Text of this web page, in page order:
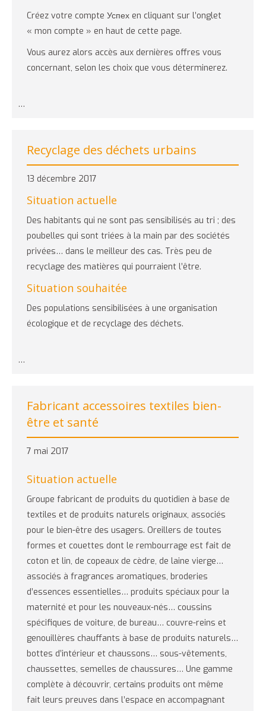
Créez votre compte Успех en cliquant sur l’onglet
« mon compte » en haut de cette page.
Vous aurez alors accès aux dernières offres vous
concernant, selon les choix que vous déterminerez.
…
Recyclage des déchets urbains
13 décembre 2017
Situation actuelle
Des habitants qui ne sont pas sensibilisés au tri ; des
poubelles qui sont triées à la main par des sociétés
privées… dans le meilleur des cas. Très peu de
recyclage des matières qui pourraient l’être.
Situation souhaitée
Des populations sensibilisées à une organisation
écologique et de recyclage des déchets.
…
Fabricant accessoires textiles bien-
être et santé
7 mai 2017
Situation actuelle
Groupe fabricant de produits du quotidien à base de
textiles et de produits naturels originaux, associés
pour le bien-être des usagers. Oreillers de toutes
formes et couettes dont le rembourrage est fait de
coton et lin, de copeaux de cèdre, de laine vierge…
associés à fragrances aromatiques, broderies
d’essences essentielles… produits spéciaux pour la
maternité et pour les nouveaux-nés… coussins
spécifiques de voiture, de bureau… couvre-reins et
genouillères chauffants à base de produits naturels…
bottes d’intérieur et chaussons… sous-vêtements,
chaussettes, semelles de chaussures… Une gamme
complète à découvrir, certains produits ont même
fait leurs preuves dans l’espace en accompagnant